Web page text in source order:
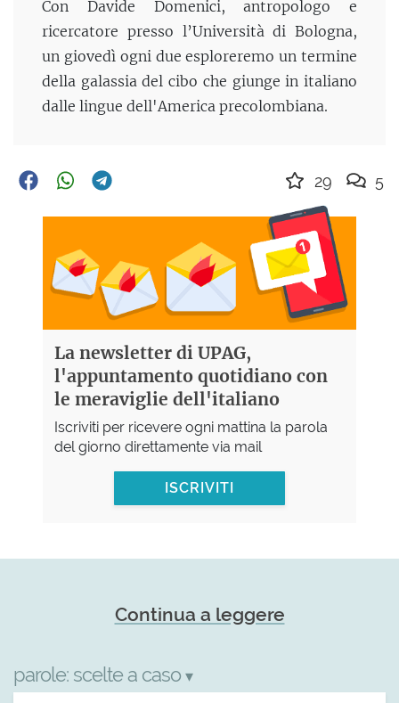
Con Davide Domenici, antropologo e
ricercatore presso l’Università di Bologna,
un giovedì ogni due esploreremo un termine
della galassia del cibo che giunge in italiano
dalle lingue dell'America precolombiana.
29 5
La newsletter di UPAG,
l'appuntamento quotidiano con
le meraviglie dell'italiano
Iscriviti per ricevere ogni mattina la parola
del giorno direttamente via mail
ISCRIVITI
Continua a leggere
parole: scelte a caso ▾